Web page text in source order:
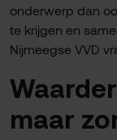
onderwerp dan
te krijgen en
Nijmeegse VVD
maar